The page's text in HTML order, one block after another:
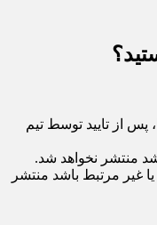
از تایید توسط تیم
منتشر نخواهد شد.
غیر مرتبط باشد منتشر